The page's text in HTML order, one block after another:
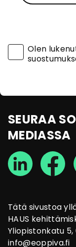
Olen
SEURAA
MEDIASSA
Tätä sivustoa
HAUS
Yliopistonkatu 5,
info@eoppiva.fi